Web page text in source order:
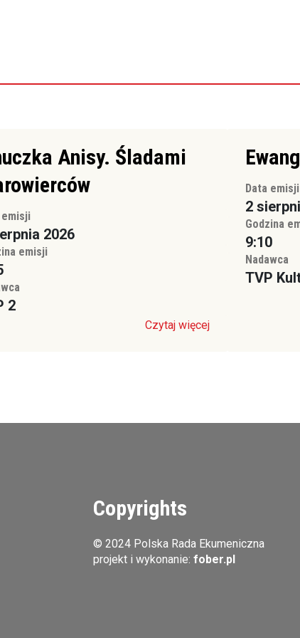
Anisy. Śladami
emisji
2026
emisji
2
Czytaj więcej
Data emisji
2
Godzina
9:10
Nadawca
TVP
Copyrights
© 2024 Polska Rada Ekumeniczna
projekt i wykonanie: fober.pl